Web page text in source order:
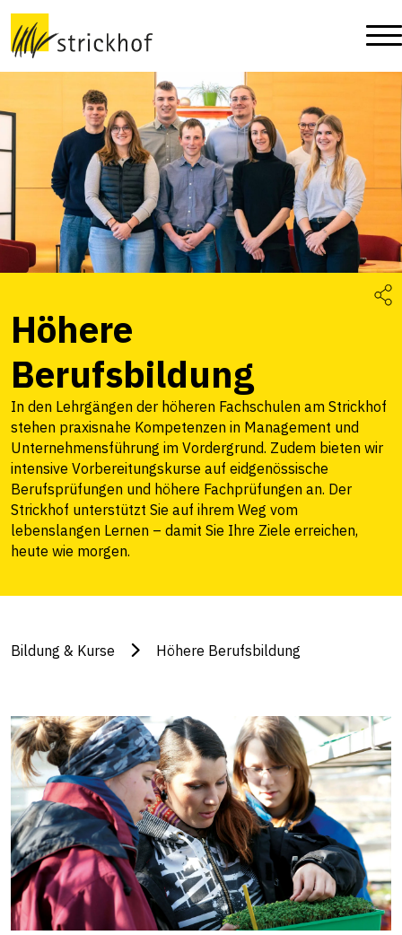
Höhere
Berufsbildung
In den Lehrgängen der höheren Fachschulen am Strickhof
stehen praxisnahe Kompetenzen in Management und
Unternehmensführung im Vordergrund. Zudem bieten wir
intensive Vorbereitungskurse auf eidgenössische
Berufsprüfungen und höhere Fachprüfungen an. Der
Strickhof unterstützt Sie auf ihrem Weg vom
lebenslangen Lernen – damit Sie Ihre Ziele erreichen,
heute wie morgen.
Bildung & Kurse Höhere Berufsbildung